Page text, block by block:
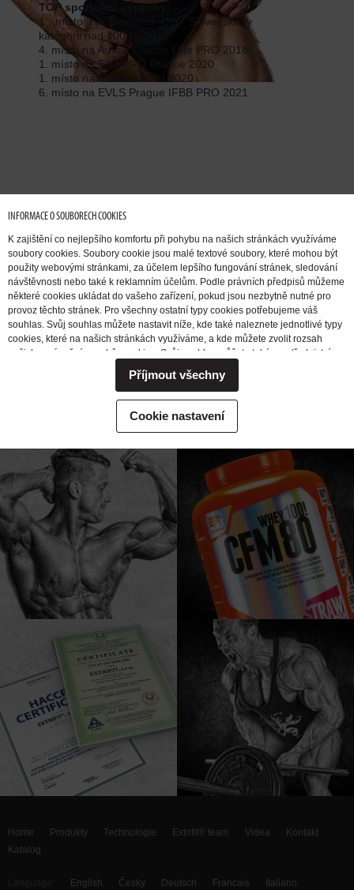
TOP sportovní úspěchy:
1. místo na Diamond Cup Slovensko v
kategorii nad 100 kg 2016
4. místo na Arnold Classic Elite PRO 2018
1. místo na Elite PRO Prague 2020
1. místo na Czechia PRO 2020
6. místo na EVLS Prague IFBB PRO 2021
CHCIPŘIBRAT
SVALOVOU
HMOTU
CHCI SE
ZBAVIT TUKU
CHCINABUDIT
DO TRÉNINKU
Home Produkty Technologie Extrifit® team Videa
Kontakt
Katalog
English Česky Deutsch Francais Italiano
INFORMACE O SOUBORECH COOKIES
K zajištění co nejlepšího komfortu při pohybu na našich stránkách využíváme
soubory cookies. Soubory cookie jsou malé textové soubory, které mohou být
použity webovými stránkami, za účelem lepšího fungování stránek, sledování
návštěvnosti nebo také k reklamním účelům. Podle právních předpisů můžeme
některé cookies ukládat do vašeho zařízení, pokud jsou nezbytně nutné pro
provoz těchto stránek. Pro všechny ostatní typy cookies potřebujeme váš
souhlas. Svůj souhlas můžete nastavit níže, kde také naleznete jednotlivé typy
cookies, které na našich stránkách využíváme, a kde můžete zvolit rozsah
našich oprávnění pro sběr cookies. Svůj souhlas můžete také prostřednictvím
změny vybrané varianty kdykoli změnit nebo zrušit. Pokud byste nás
potřebovali ohledně výkonu vašich práv v souvislosti se zpracováním cookies
Podrobné informace k souborům cookies a více o tom, kdo jsme a jak
Cookie nastavení
Příjmout všechny